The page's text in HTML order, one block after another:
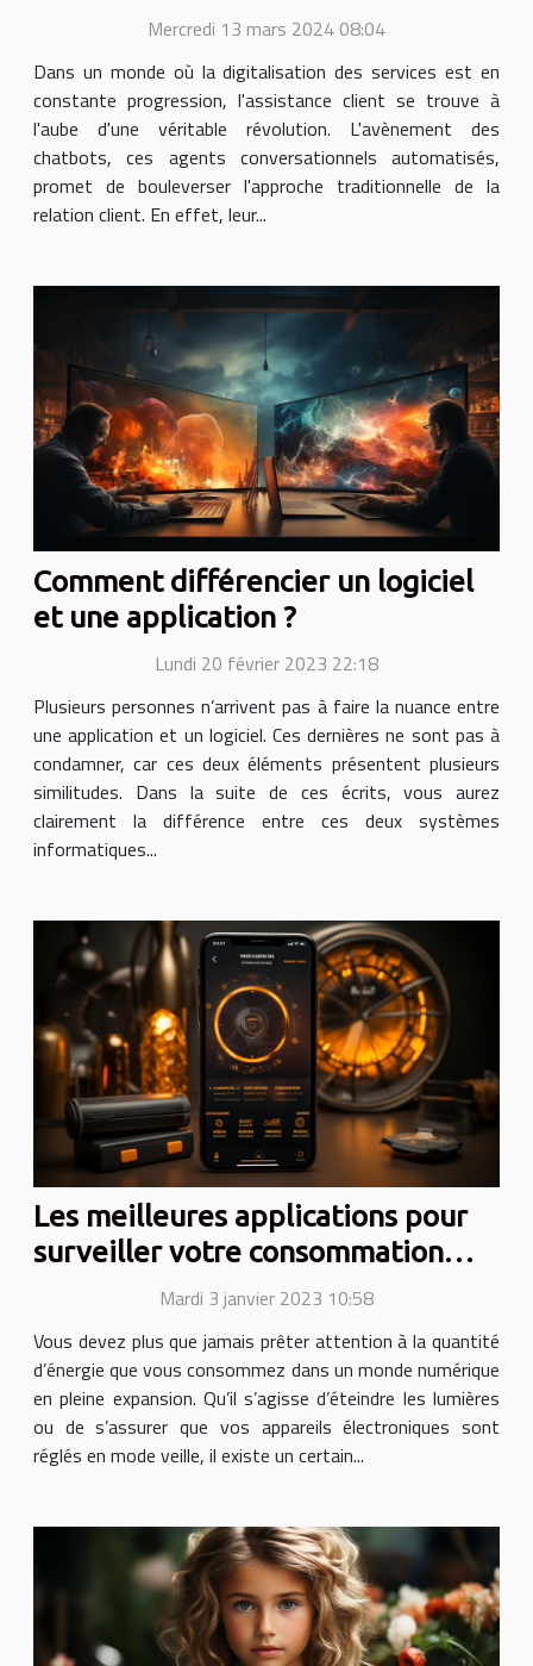
Mercredi 13 mars 2024 08:04
Dans un monde où la digitalisation des services est en
constante progression, l'assistance client se trouve à
l'aube d'une véritable révolution. L'avènement des
chatbots, ces agents conversationnels automatisés,
promet de bouleverser l'approche traditionnelle de la
relation client. En effet, leur...
Comment différencier un logiciel
et une application ?
Lundi 20 février 2023 22:18
Plusieurs personnes n’arrivent pas à faire la nuance entre
une application et un logiciel. Ces dernières ne sont pas à
condamner, car ces deux éléments présentent plusieurs
similitudes. Dans la suite de ces écrits, vous aurez
clairement la différence entre ces deux systèmes
informatiques...
Les meilleures applications pour
surveiller votre consommation
d'énergie quotidienne
Mardi 3 janvier 2023 10:58
Vous devez plus que jamais prêter attention à la quantité
d’énergie que vous consommez dans un monde numérique
en pleine expansion. Qu’il s’agisse d’éteindre les lumières
ou de s’assurer que vos appareils électroniques sont
réglés en mode veille, il existe un certain...